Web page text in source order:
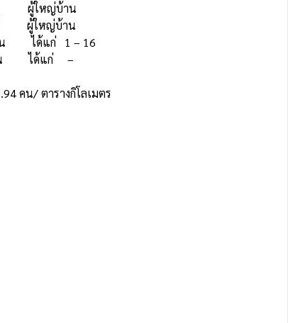
ผู้ใหญ่บ้าน
ต์ ผู้ใหญ่บ้าน
น ได้แก่ 1 – 16
าน ได้แก่ –
คน/ ตารางกิโลเมตร